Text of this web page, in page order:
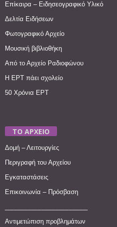
Επίκαιρα – Ειδησεογραφικό Υλικό
Δελτία Ειδήσεων
Φωτογραφικό Αρχείο
Μουσική βιβλιοθήκη
Από το Αρχείο Ραδιοφώνου
Η ΕΡΤ πάει σχολείο
50 Χρόνια ΕΡΤ
ΤΟ ΑΡΧΕΙΟ
Δομή – Λειτουργίες
Περιγραφή του Αρχείου
Εγκαταστάσεις
Επικοινωνία – Πρόσβαση
Αντιμετώπιση προβλημάτων